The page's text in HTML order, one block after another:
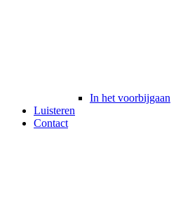
In het voorbijgaan
Luisteren
Contact